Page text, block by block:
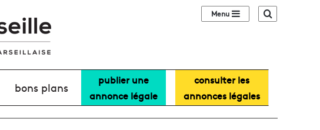
Sidebar (barre
bons plans
publier une
annonce légale
consulter les
annonces légales